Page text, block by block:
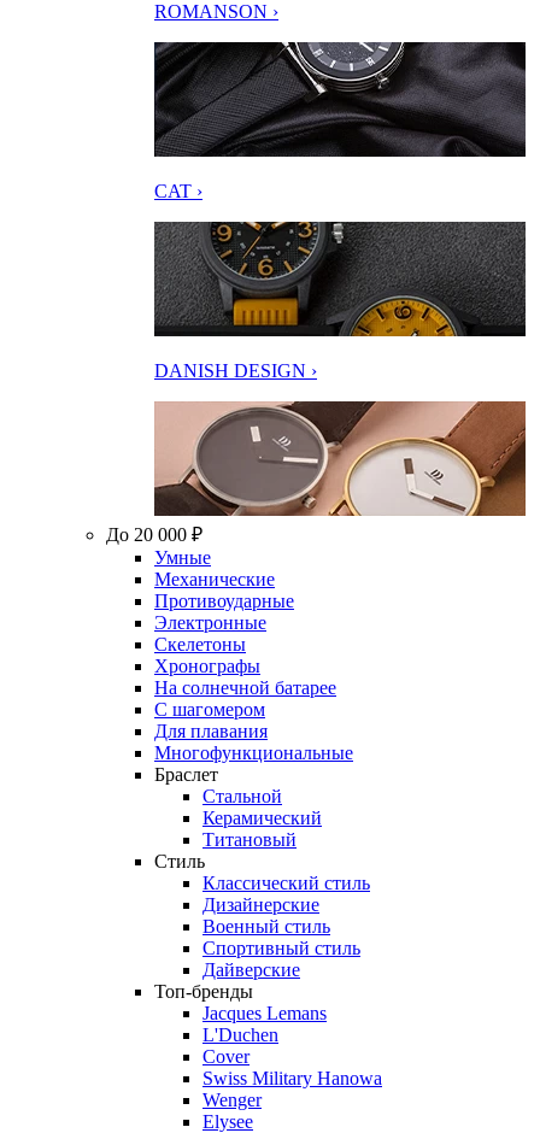
ROMANSON ›
CAT ›
DANISH DESIGN ›
До 20 000 ₽
Умные
Механические
Противоударные
Электронные
Скелетоны
Хронографы
На солнечной батарее
С шагомером
Для плавания
Многофункциональные
Браслет
Стальной
Керамический
Титановый
Стиль
Классический стиль
Дизайнерские
Военный стиль
Спортивный стиль
Дайверские
Топ-бренды
Jacques Lemans
L'Duchen
Cover
Swiss Military Hanowa
Wenger
Elysee